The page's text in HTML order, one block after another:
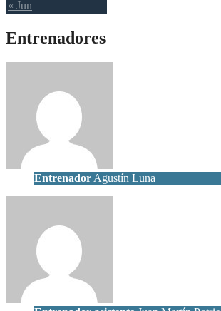
« Jun
Entrenadores
Entrenador Agustín Luna